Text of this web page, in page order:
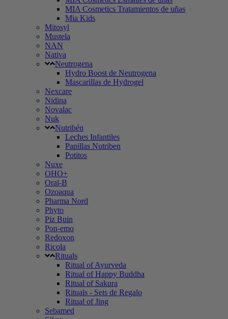
MIA Cosmetics Tratamientos de uñas
Mia Kids
Mitosyl
Mustela
NAN
Nativa
Neutrogena
Hydro Boost de Neutrogena
Mascarillas de Hydrogel
Nexcare
Nidina
Novalac
Nuk
Nutribén
Leches Infantiles
Papillas Nutriben
Potitos
Nuxe
OHO+
Oral-B
Ozoaqua
Pharma Nord
Phyto
Piz Buin
Pon-emo
Redoxon
Ricola
Rituals
Ritual of Ayurveda
Ritual of Happy Buddha
Ritual of Sakura
Rituals - Sets de Regalo
Ritual of Jing
Sebamed